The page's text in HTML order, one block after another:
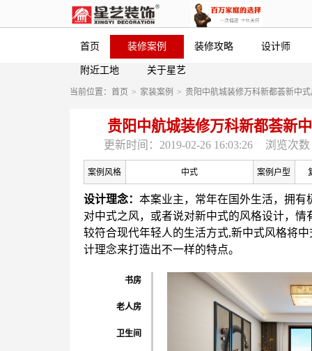
首页 装修案例 装修攻略 设计师
附近工地 关于星艺
当前位置： 首页 > 家装案例 > 贵阳中航城装修万科新都荟新中
贵阳中航城装修万科新都荟新
更新时间：2019-02-26 16:03:26 浏览次数
案例风格 中式 案例户型
设计理念： 本案业主，常年在国外生活，拥有
对中式之风，或者说对新中式的风格设计，情
较符合现代年轻人的生活方式,新中式风格将
计理念来打造出不一样的特点。
书房
老人房
卫生间